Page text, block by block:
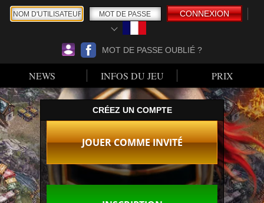
NEWS INFOS DU JEU PRIX
CONNEXION
MOT DE PASSE OUBLIÉ ?
CRÉEZ UN COMPTE
JOUER COMME INVITÉ